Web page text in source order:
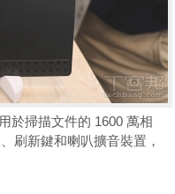
於掃描文件的 1600 萬相
刷新鍵和喇叭擴音裝置，